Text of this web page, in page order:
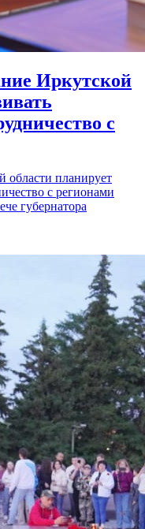
Иркутской
с
области планирует
с регионами
губернатора